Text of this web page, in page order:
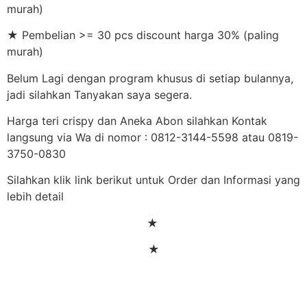
murah)
★ Pembelian >= 30 pcs discount harga 30% (paling
murah)
Belum Lagi dengan program khusus di setiap bulannya,
jadi silahkan Tanyakan saya segera.
Harga teri crispy dan Aneka Abon silahkan Kontak
langsung via Wa di nomor : 0812-3144-5598 atau 0819-
3750-0830
Silahkan klik link berikut untuk Order dan Informasi yang
lebih detail
★
★